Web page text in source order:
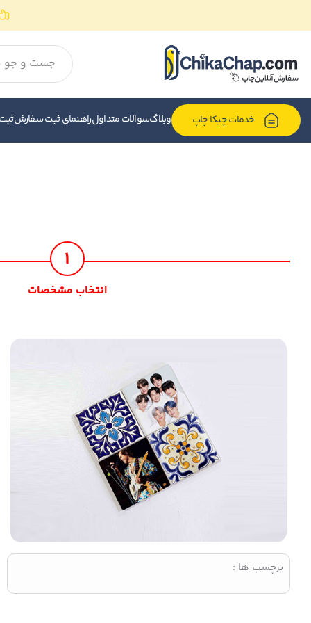
خدمات چیکا چاپ وبلاگسوالات متداولراهنمای ثبت سفارش
1
انتخاب مشخصات
برچسب ها :